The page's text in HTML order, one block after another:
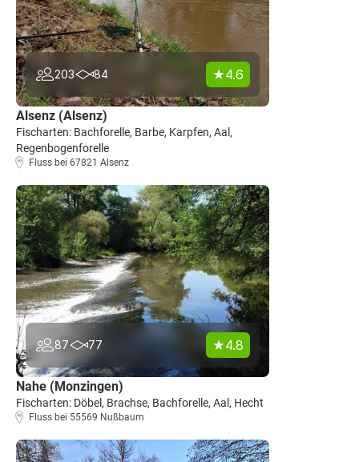
203 84 4.6
Alsenz (Alsenz)
Fischarten: Bachforelle, Barbe, Karpfen, Aal,
Regenbogenforelle
Fluss bei 67821 Alsenz
87 77 4.8
Nahe (Monzingen)
Fischarten: Döbel, Brachse, Bachforelle, Aal, Hecht
Fluss bei 55569 Nußbaum